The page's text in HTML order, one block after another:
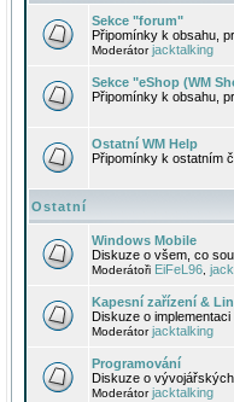
Sekce "forum"
Připomínky k obsahu,
Moderátorjacktalking
Sekce "eShop (WM
Připomínky k obsahu,
Ostatní WM Help
Připomínky k ostatním
Ostatní
Windows Mobile
Diskuze o všem, co
Moderátoři EiFeL96
Kapesní zařízení &
Diskuze o
Moderátorjacktalking
Programování
Diskuze o
Moderátorjacktalking